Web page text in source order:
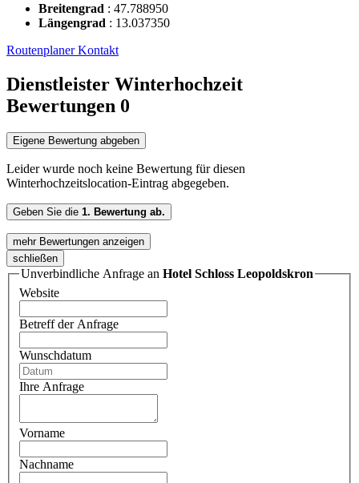
Breitengrad : 47.788950
Längengrad : 13.037350
RoutenplanerKontakt
Dienstleister Winterhochzeit
Bewertungen 0
Eigene Bewertung abgeben
Leider wurde noch keine Bewertung für diesen
Winterhochzeitslocation-Eintrag abgegeben.
Geben Sie die 1. Bewertung ab.
mehr Bewertungen anzeigen
schließen
Unverbindliche Anfrage an Hotel Schloss Leopoldskron
Website
Betreff der Anfrage
Wunschdatum
Ihre Anfrage
Vorname
Nachname